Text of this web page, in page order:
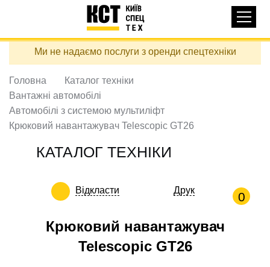
Перейти
вмісту
навигация
КАТАЛОГ ТЕХНІКИ
ДОСТАВКА ТА ОПЛАТА
ПРО НАС
ВІДГУКИ
КОНТАКТИ
КОРИСНІ СТАТТІ
Ми не надаємо послуги з оренди спецтехніки
Головна
Каталог техніки
Вантажні автомобілі
Автомобілі з системою мультиліфт
Крюковий навантажувач Telescopic GT26
КАТАЛОГ ТЕХНІКИ
Відкласти Друк 0
Крюковий навантажувач
Telescopic GT26